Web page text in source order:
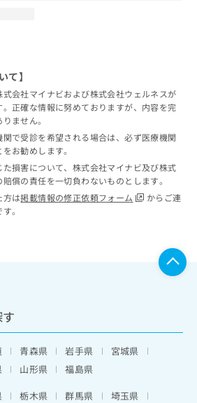
て】
会社マイナビおよび株式会社ウェルネスが
正確な情報に努めておりますが、内容を完
ません。
で受診を希望される場合は、必ず医療機関
お勧めします。
損害について、株式会社マイナビ及び株式
償の責任を一切負わないものとします。
方は掲載情報の修正依頼フォーム
からご連
。
青森県 岩手県
宮城県
山形県
福島県
栃木県 群馬県
埼玉県